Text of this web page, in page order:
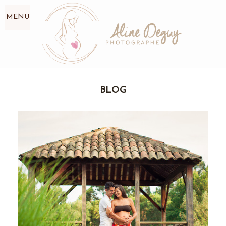
MENU
BLOG